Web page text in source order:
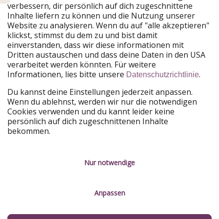
Unsere Märkte
PiratinViaggio
HolidayPirates
VakantiePiraten
WakacyjniPiraci
VoyagesPirates
Ferienpiraten
Urlaubspiraten
ViajerosPiratas
TravelPirates
HolidayPirates Group
Lerne uns kennen
Über uns
Nachhaltigkeit
Rechtliches
Kontakt
Service-Kontrolle
verbessern, dir persönlich auf dich zugeschnittene
Inhalte liefern zu können und die Nutzung unserer
Website zu analysieren. Wenn du auf "alle akzeptieren"
klickst, stimmst du dem zu und bist damit
einverstanden, dass wir diese informationen mit
Dritten austauschen und dass deine Daten in den USA
verarbeitet werden könnten. Für weitere
Informationen, lies bitte unsere Datenschutzrichtlinie.
Du kannst deine Einstellungen jederzeit anpassen.
Wenn du ablehnst, werden wir nur die notwendigen
Cookies verwenden und du kannt leider keine
persönlich auf dich zugeschnittenen Inhalte
bekommen.
Nur notwendige
Anpassen